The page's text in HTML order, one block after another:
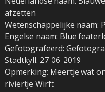
afzetten
Wetenschappelijke naam:
Engelse naam: Blue
Gefotografeerd:
Stadtkyll. 27-06-2019
Opmerking: Meertje wat
riviertje Wirft